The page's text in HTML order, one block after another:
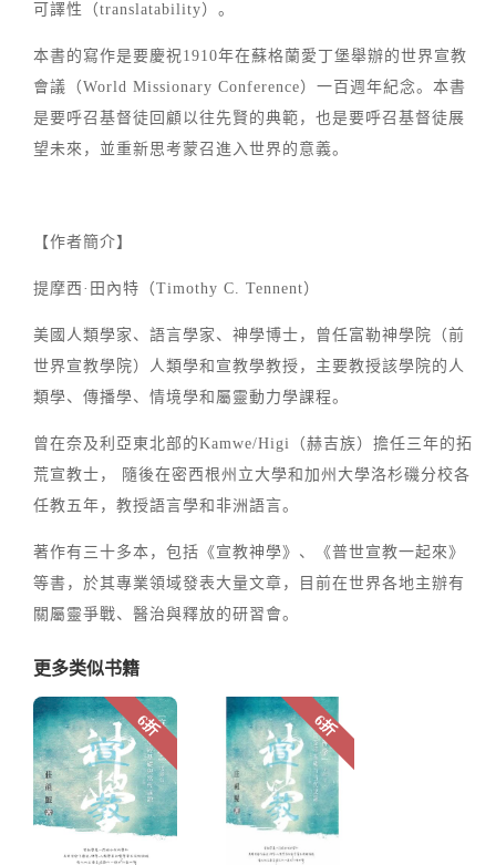
可譯性（translatability）。
本書的寫作是要慶祝1910年在蘇格蘭愛丁堡舉辦的世界宣教
會議（World Missionary Conference）一百週年紀念。本書
是要呼召基督徒回顧以往先賢的典範，也是要呼召基督徒展
望未來，並重新思考蒙召進入世界的意義。
【作者簡介】
提摩西·田內特（Timothy C. Tennent）
美國人類學家、語言學家、神學博士，曾任富勒神學院（前
世界宣教學院）人類學和宣教學教授，主要教授該學院的人
類學、傳播學、情境學和屬靈動力學課程。
曾在奈及利亞東北部的Kamwe/Higi（赫吉族）擔任三年的拓
荒宣教士， 隨後在密西根州立大學和加州大學洛杉磯分校各
任教五年，教授語言學和非洲語言。
著作有三十多本，包括《宣教神學》、《普世宣教一起來》
等書，於其專業領域發表大量文章，目前在世界各地主辦有
關屬靈爭戰、醫治與釋放的研習會。
更多类似书籍